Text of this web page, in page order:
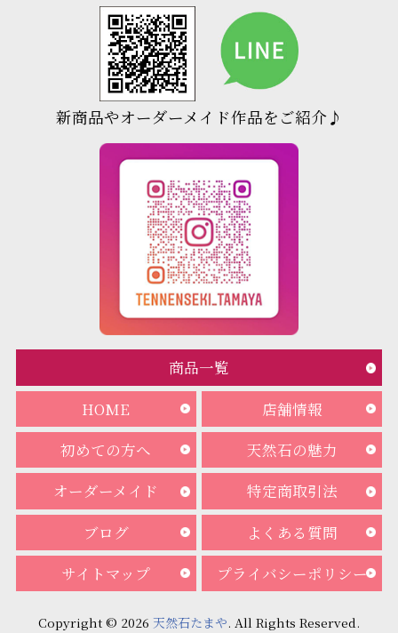
新商品やオーダーメイド作品をご紹介♪
商品一覧
HOME
店舗情報
初めての方へ
天然石の魅力
オーダーメイド
特定商取引法
ブログ
よくある質問
サイトマップ
プライバシーポリシー
Copyright © 2026 天然石たまや. All Rights Reserved.